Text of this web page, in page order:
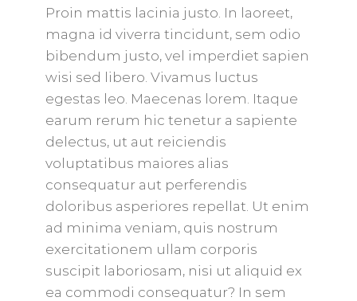
Proin mattis lacinia justo. In laoreet,
magna id viverra tincidunt, sem odio
bibendum justo, vel imperdiet sapien
wisi sed libero. Vivamus luctus
egestas leo. Maecenas lorem. Itaque
earum rerum hic tenetur a sapiente
delectus, ut aut reiciendis
voluptatibus maiores alias
consequatur aut perferendis
doloribus asperiores repellat. Ut enim
ad minima veniam, quis nostrum
exercitationem ullam corporis
suscipit laboriosam, nisi ut aliquid ex
ea commodi consequatur? In sem